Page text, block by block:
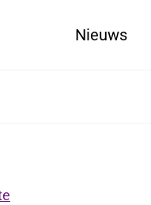
Nieuws